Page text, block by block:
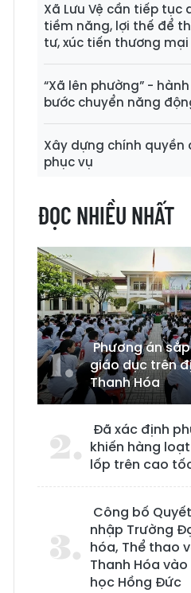
Xã Lưu Vệ cần tiếp tục
tiềm năng, lợi thế để
tư, xúc tiến thương mại
“Xã lên phường” -
bước chuyển năng
Xây dựng chính quyền
phục vụ
ĐỌC NHIỀU NHẤT
Phương án
giáo dục trên
Thanh Hóa
Đã xác định
khiến hàng
lốp trên cao
Công bố
nhập Trường
hóa, Thể thao
Thanh Hóa
học Hồng Đức